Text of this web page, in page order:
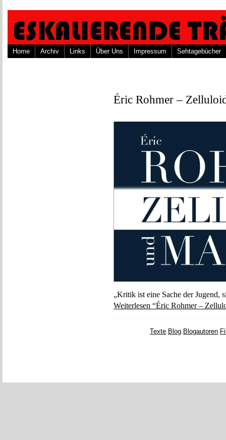
Home Archiv Links Über Uns Impressum Sehtagebücher
Éric Rohmer –
„Kritik ist eine Sache der Jugend,
Weiterlesen “Éric Rohmer –
Texte, Blog, Blogautoren,